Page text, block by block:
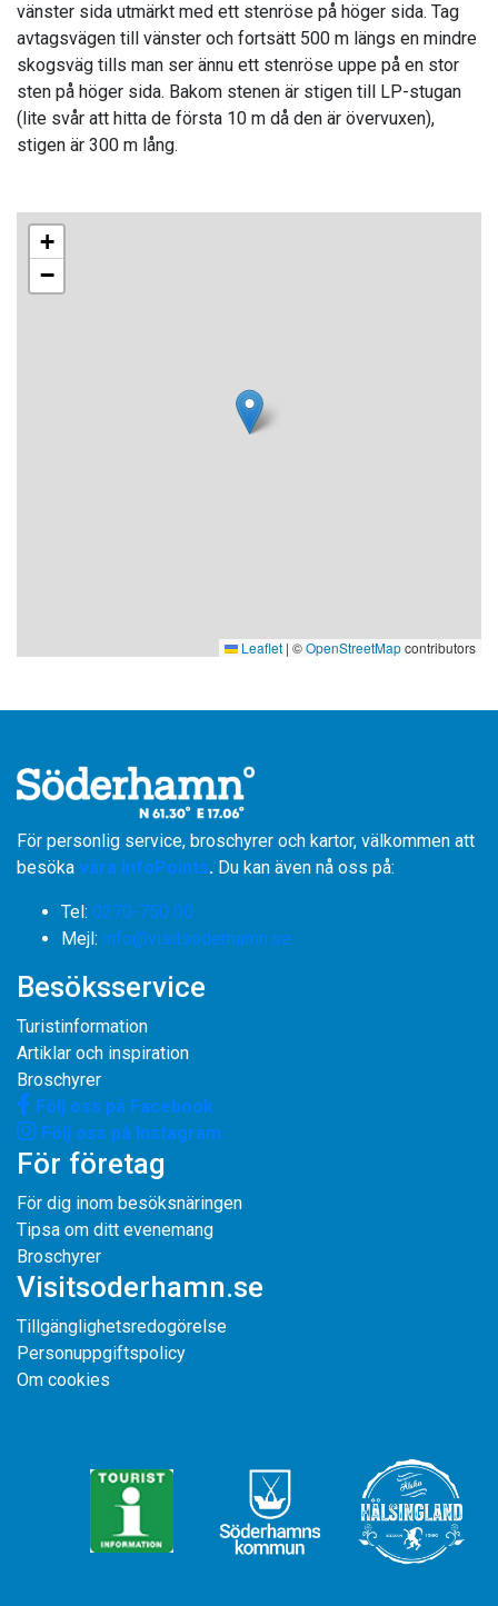
vänster sida utmärkt med ett stenröse på höger sida. Tag
avtagsvägen till vänster och fortsätt 500 m längs en mindre
skogsväg tills man ser ännu ett stenröse uppe på en stor
sten på höger sida. Bakom stenen är stigen till LP-stugan
(lite svår att hitta de första 10 m då den är övervuxen),
stigen är 300 m lång.
+
−
Leaflet | ©OpenStreetMapcontributors
För personlig service, broschyrer och kartor, välkommen att
besöka våra InfoPoints. Du kan även nå oss på:
Tel: 0270-750 00
​​​​​​​Mejl: info@visitsoderhamn.se
Besöksservice
Turistinformation
Artiklar och inspiration
Broschyrer
Följ oss på Facebook
Följ oss på Instagram
För företag
För dig inom besöksnäringen
Tipsa om ditt evenemang
Broschyrer
Visitsoderhamn.se
Tillgänglighetsredogörelse
Personuppgiftspolicy
Om cookies